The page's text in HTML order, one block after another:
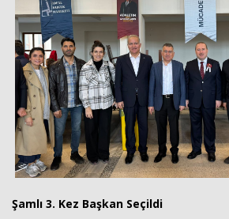
Şamlı 3. Kez Başkan Seçildi